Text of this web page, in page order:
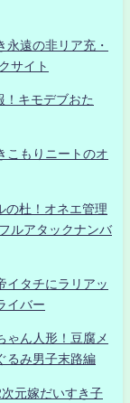
永遠の非リア充・
サイト
！キモデブおた
こもりニートのオ
の杜！オネエ管理
ルアタックナンバ
イタチにラリアッ
イバー
ん人形！豆腐メ
るみ男子末路編
元嫁だいすき子